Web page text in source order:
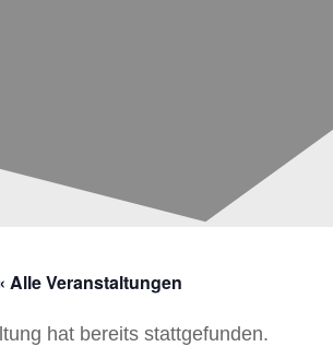
Alle Veranstaltungen
hat bereits stattgefunden.